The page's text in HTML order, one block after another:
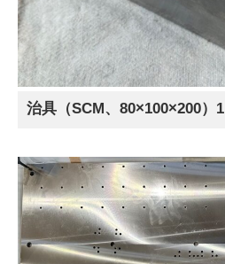
治具（SCM、80×100×200）1